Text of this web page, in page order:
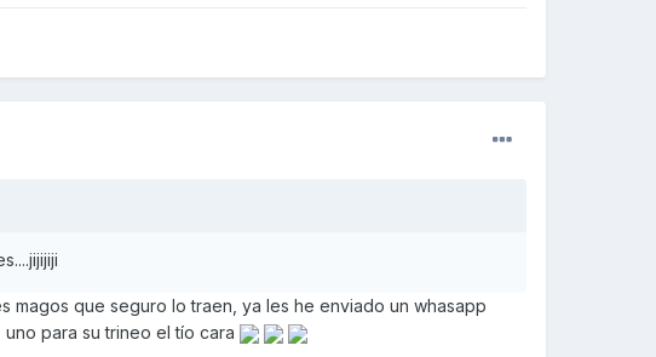
magos que seguro lo traen, ya les he enviado un whasapp
para su trineo el tío cara